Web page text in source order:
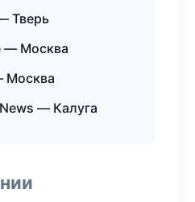
Тверь
— Москва
Москва
— Калуга